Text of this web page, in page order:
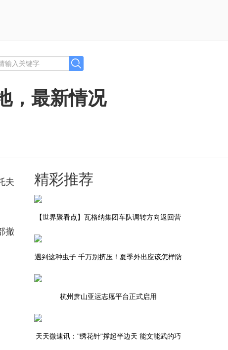
，最新情况
夫
撤
精彩推荐
【世界聚看点】瓦格纳集团车队调转方向返回营
遇到这种虫子 千万别挤压！夏季外出应该怎样防
杭州萧山亚运志愿平台正式启用
天天微速讯："绣花针"撑起半边天 能文能武的巧